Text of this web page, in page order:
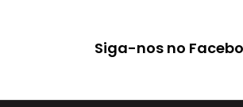
para...
Siga-nos no